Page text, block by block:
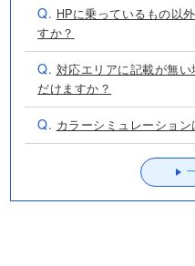
Q. HPに乗っているもの以
すか？
Q. 対応エリアに記載が無
だけますか？
Q. カラーシミュレーショ